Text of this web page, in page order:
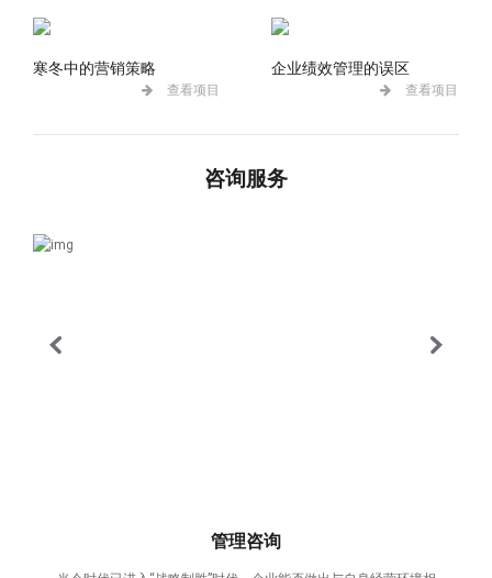
寒冬中的营销策略
查看项目
企业绩效管理的误区
查看项目
咨询服务
管理咨询